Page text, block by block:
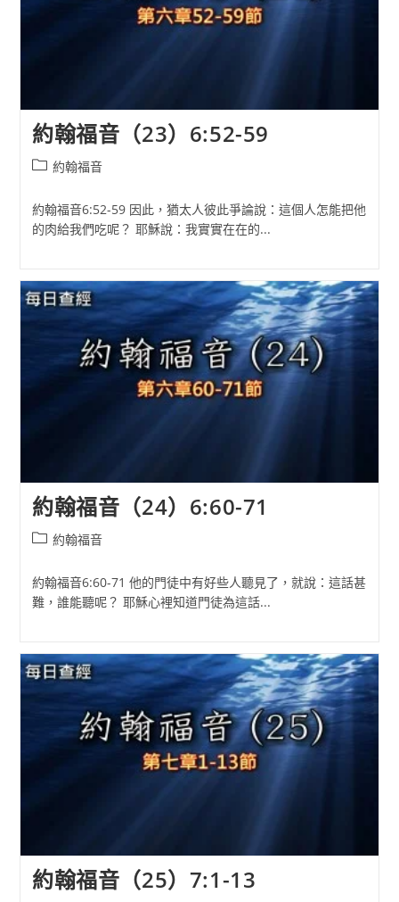
約翰福音（23）6:52-59
Post約翰福音
約翰福音6:52-59 因此，猶太人彼此爭論說：這個人怎能把他
的肉給我們吃呢？ 耶穌說：我實實在在的...
約翰福音（24）6:60-71
Post約翰福音
約翰福音6:60-71 他的門徒中有好些人聽見了，就說：這話甚
難，誰能聽呢？ 耶穌心裡知道門徒為這話...
約翰福音（25）7:1-13